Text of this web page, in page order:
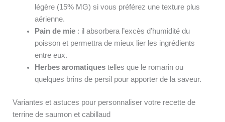
légère (15% MG) si vous préférez une texture plus
aérienne.
Pain de mie: il absorbera l’excès d’humidité du
poisson et permettra de mieux lier les ingrédients
entre eux.
Herbes aromatiquestelles que le romarin ou
quelques brins de persil pour apporter de la saveur.
Variantes et astuces pour personnaliser votre recette de
terrine de saumon et cabillaud